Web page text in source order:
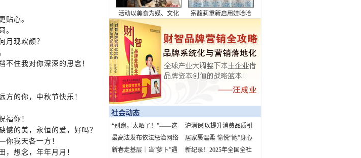
贴心。
。
月现欢颜？
不住我对你深深的思念！
方的你，中秋节快乐！
福你！
的美，永恒的爱，好吗？
我天各一方！
，想念，年年月月！
活动以美食为媒、文化
为桥，全面展现了成都
的城市魅力与生活美学
宗馥莉重新启用娃哈哈
社会动态
“别跑，太晒了！”——这
句话，73%的孩子都听过
沪消保|以提升消费品质引
领美好生活
最高法发布依法惩治网络
暴力典型案例 “柴怼怼”
居家裹温柔 愉悦“她”身心
新春走基层｜当“萝卜”遇
新纪录！2025年全国全社